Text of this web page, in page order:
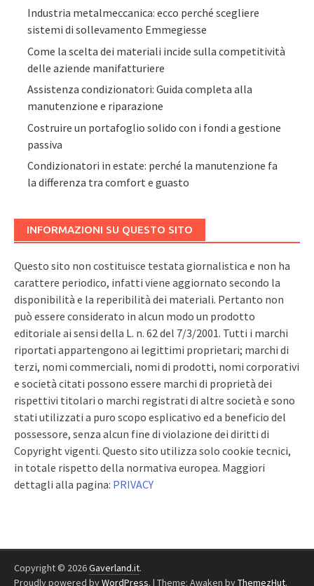
Industria metalmeccanica: ecco perché scegliere
sistemi di sollevamento Emmegiesse
Come la scelta dei materiali incide sulla competitività
delle aziende manifatturiere
Assistenza condizionatori: Guida completa alla
manutenzione e riparazione
Costruire un portafoglio solido con i fondi a gestione
passiva
Condizionatori in estate: perché la manutenzione fa
la differenza tra comfort e guasto
INFORMAZIONI SU QUESTO SITO
Questo sito non costituisce testata giornalistica e non ha
carattere periodico, infatti viene aggiornato secondo la
disponibilità e la reperibilità dei materiali. Pertanto non
può essere considerato in alcun modo un prodotto
editoriale ai sensi della L. n. 62 del 7/3/2001. Tutti i marchi
riportati appartengono ai legittimi proprietari; marchi di
terzi, nomi commerciali, nomi di prodotti, nomi corporativi
e società citati possono essere marchi di proprietà dei
rispettivi titolari o marchi registrati di altre società e sono
stati utilizzati a puro scopo esplicativo ed a beneficio del
possessore, senza alcun fine di violazione dei diritti di
Copyright vigenti. Questo sito utilizza solo cookie tecnici,
in totale rispetto della normativa europea. Maggiori
dettagli alla pagina: PRIVACY
Copyright © 2026Gaverland.it.
Proudly powered byWordPress. | Theme: Awaken byThemezHut.